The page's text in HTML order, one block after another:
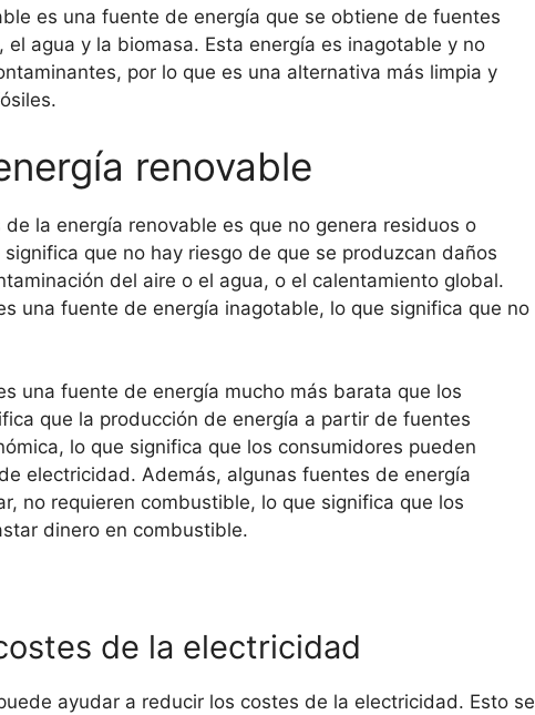
es una fuente de energía que se obtiene de fuentes
agua y la biomasa. Esta energía es inagotable y no
por lo que es una alternativa más limpia y
renovable
la energía renovable es que no genera residuos o
que no hay riesgo de que se produzcan daños
del aire o el agua, o el calentamiento global.
una fuente de energía inagotable, lo que significa que no
una fuente de energía mucho más barata que los
que la producción de energía a partir de fuentes
lo que significa que los consumidores pueden
electricidad. Además, algunas fuentes de energía
no requieren combustible, lo que significa que los
dinero en combustible.
de la electricidad
ayudar a reducir los costes de la electricidad. Esto se